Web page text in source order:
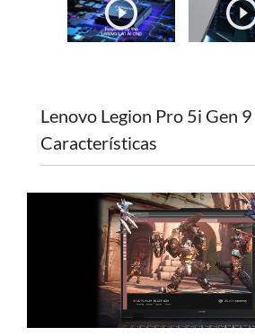
Lenovo Legion Pro 5i Gen
Características